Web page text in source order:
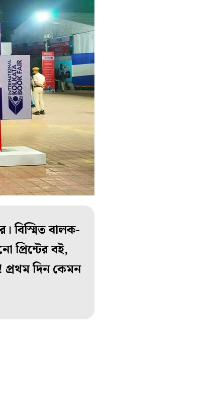
বিস্মিত বালক-
বই,
দিন কেমন